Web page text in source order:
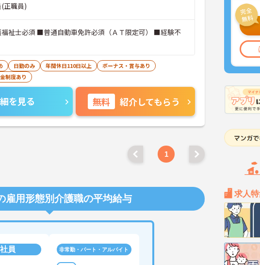
求人
正職員)
祉士必須 ■普通自動車免許必須（ＡＴ限定可） ■経験不
日勤のみ 年間休日110日以上
ボーナス・賞与あり
制度あり
を見る 無料 紹介してもらう
1
雇用形態別介護職の平均給与
員 非常勤・パート・アルバイト